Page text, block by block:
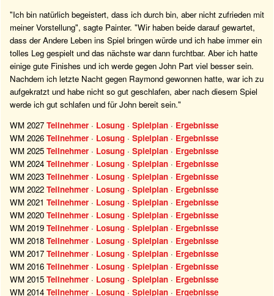
"Ich bin natürlich begeistert, dass ich durch bin, aber nicht zufrieden mit
meiner Vorstellung", sagte Painter. "Wir haben beide darauf gewartet,
dass der Andere Leben ins Spiel bringen würde und ich habe immer ein
tolles Leg gespielt und das nächste war dann furchtbar. Aber ich hatte
einige gute Finishes und ich werde gegen John Part viel besser sein.
Nachdem ich letzte Nacht gegen Raymond gewonnen hatte, war ich zu
aufgekratzt und habe nicht so gut geschlafen, aber nach diesem Spiel
werde ich gut schlafen und für John bereit sein."
WM 2027 Teilnehmer · Losung · Spielplan · Ergebnisse
WM 2026 Teilnehmer · Losung · Spielplan · Ergebnisse
WM 2025 Teilnehmer · Losung · Spielplan · Ergebnisse
WM 2024 Teilnehmer · Losung · Spielplan · Ergebnisse
WM 2023 Teilnehmer · Losung · Spielplan · Ergebnisse
WM 2022 Teilnehmer · Losung · Spielplan · Ergebnisse
WM 2021 Teilnehmer · Losung · Spielplan · Ergebnisse
WM 2020 Teilnehmer · Losung · Spielplan · Ergebnisse
WM 2019 Teilnehmer · Losung · Spielplan · Ergebnisse
WM 2018 Teilnehmer · Losung · Spielplan · Ergebnisse
WM 2017 Teilnehmer · Losung · Spielplan · Ergebnisse
WM 2016 Teilnehmer · Losung · Spielplan · Ergebnisse
WM 2015 Teilnehmer · Losung · Spielplan · Ergebnisse
WM 2014 Teilnehmer · Losung · Spielplan · Ergebnisse